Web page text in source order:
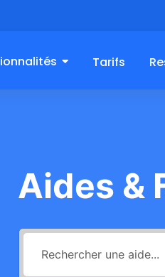
Tarifs
Aides &